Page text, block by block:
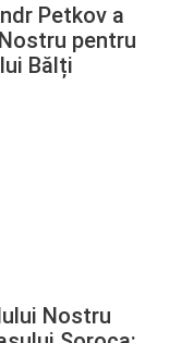
Petkov a
pentru
Bălți
Nostru